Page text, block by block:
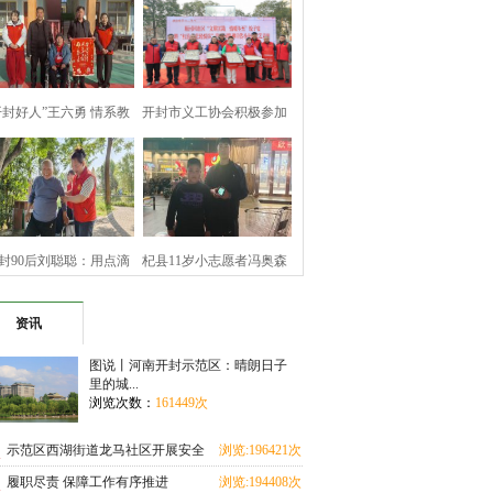
封好人”王六勇 情系教
育暖寒冬
开封市义工协会积极参加
顺河回族区文
90后刘聪聪：用点滴 杞县11岁小志愿者冯奥森
资讯
图说丨河南开封示范区：晴朗日子
里的城...
浏览次数： 161449次
示范区西湖街道龙马社区开展安全
教育进校园活动
浏览:196421次
履职尽责 保障工作有序推进 浏览:194408次